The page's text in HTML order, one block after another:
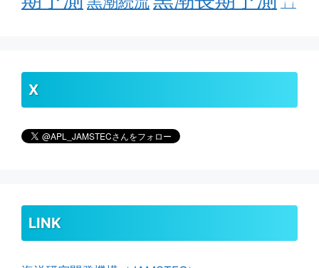
ｊｊ
X
LINK